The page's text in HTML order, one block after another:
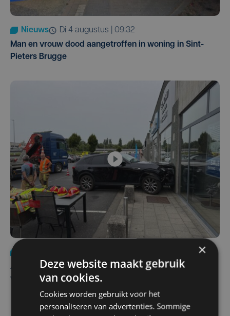
Nieuws
di 4 augustus | 09:32
Man en vrouw dood aangetroffen in woning in Sint-
Pieters Brugge
Autobestuurster rijdt na foutief manoeuvre tegen
winkelgevel in Ieper
×
Deze website maakt gebruik
van cookies.
Cookies worden gebruikt voor het
personaliseren van advertenties. Sommige